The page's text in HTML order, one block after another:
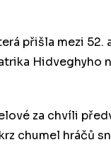
přišla mezi 52.
Hidveghyho
za chvíli
chumel hráčů